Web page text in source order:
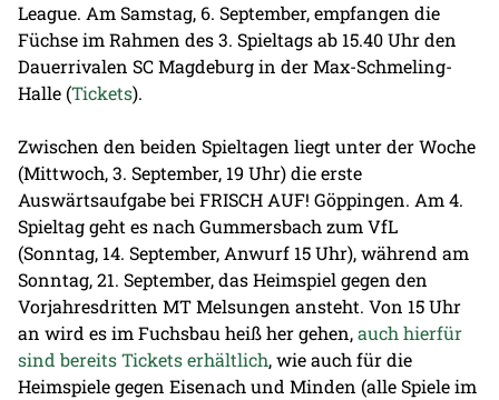
League. Am Samstag, 6. September, empfangen die
Füchse im Rahmen des 3. Spieltags ab 15.40 Uhr den
Dauerrivalen SC Magdeburg in der Max-Schmeling-
Halle (Tickets).
Zwischen den beiden Spieltagen liegt unter der Woche
(Mittwoch, 3. September, 19 Uhr) die erste
Auswärtsaufgabe bei FRISCH AUF! Göppingen. Am 4.
Spieltag geht es nach Gummersbach zum VfL
(Sonntag, 14. September, Anwurf 15 Uhr), während am
Sonntag, 21. September, das Heimspiel gegen den
Vorjahresdritten MT Melsungen ansteht. Von 15 Uhr
an wird es im Fuchsbau heiß her gehen,auch hierfür
sind bereits Tickets erhältlich, wie auch für die
Heimspiele gegen Eisenach und Minden (alle Spiele im